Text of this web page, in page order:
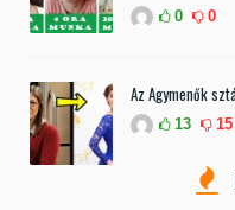
0 0
Az Agymenők
13 15